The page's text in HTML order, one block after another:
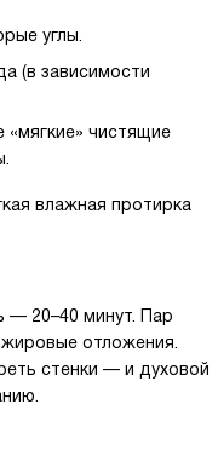
углы.
(в зависимости
чистящие
влажная протирка
— 20–40 минут. Пар
отложения.
стенки — и духовой